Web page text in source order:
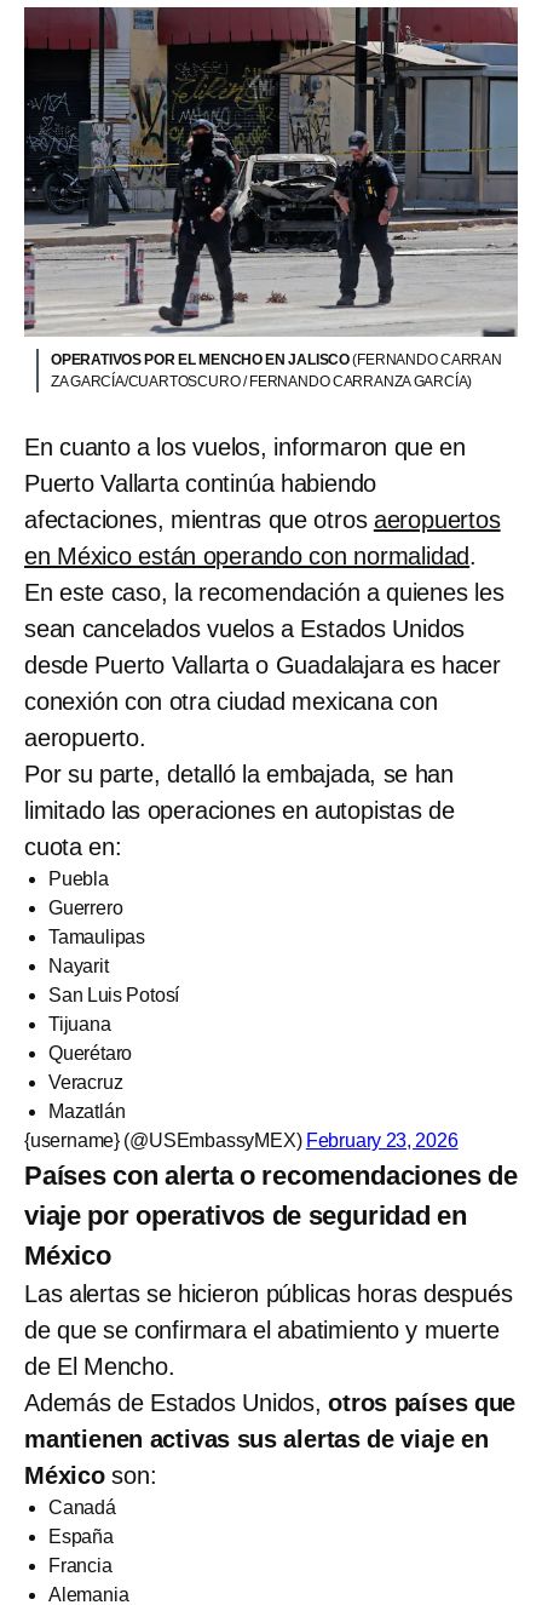
OPERATIVOS POR EL MENCHO EN JALISCO(FERNANDO CARRAN
ZA GARCÍA/CUARTOSCURO / FERNANDO CARRANZA GARCÍA)
En cuanto a los vuelos, informaron que en
Puerto Vallarta continúa habiendo
afectaciones, mientras que otros aeropuertos
en México están operando con normalidad.
En este caso, la recomendación a quienes les
sean cancelados vuelos a Estados Unidos
desde Puerto Vallarta o Guadalajara es hacer
conexión con otra ciudad mexicana con
aeropuerto.
Por su parte, detalló la embajada, se han
limitado las operaciones en autopistas de
cuota en:
Puebla
Guerrero
Tamaulipas
Nayarit
San Luis Potosí
Tijuana
Querétaro
Veracruz
Mazatlán
{username} (@USEmbassyMEX) February 23, 2026
Países con alerta o recomendaciones de
viaje por operativos de seguridad en
México
Las alertas se hicieron públicas horas después
de que se confirmara el abatimiento y muerte
de El Mencho.
Además de Estados Unidos,otros países que
mantienen activas sus alertas de viaje en
Méxicoson:
Canadá
España
Francia
Alemania